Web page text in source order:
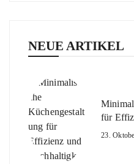
NEUE ARTIKEL
für
23.